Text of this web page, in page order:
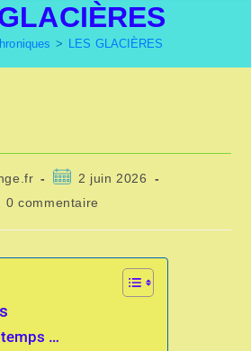
> LES GLACIÈRES
2 juin 2026
0 commentaire
…